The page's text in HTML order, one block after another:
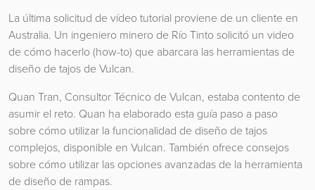
La última solicitud de vídeo tutorial proviene de un cliente en
Australia. Un ingeniero minero de Río Tinto solicitó un video
de cómo hacerlo (how-to) que abarcara las herramientas de
diseño de tajos de Vulcan.
Quan Tran, Consultor Técnico de Vulcan, estaba contento de
asumir el reto. Quan ha elaborado esta guía paso a paso
sobre cómo utilizar la funcionalidad de diseño de tajos
complejos, disponible en Vulcan. También ofrece consejos
sobre cómo utilizar las opciones avanzadas de la herramienta
de diseño de rampas.